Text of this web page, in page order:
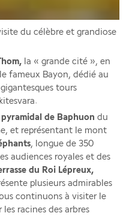
la « grande cité », en
fameux Bayon, dédié au
tours
de Baphuon du
et représentant le mont
, longue de 350
audiences royales et des
du Roi Lépreux,
plusieurs admirables
continuons à visiter le
les racines des arbres